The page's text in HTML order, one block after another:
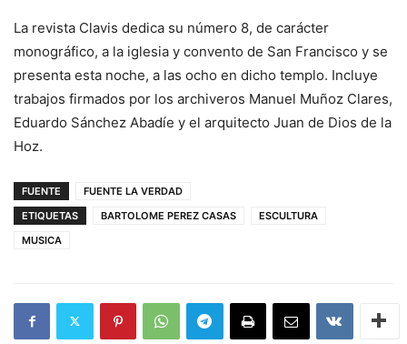
La revista Clavis dedica su número 8, de carácter
monográfico, a la iglesia y convento de San Francisco y se
presenta esta noche, a las ocho en dicho templo. Incluye
trabajos firmados por los archiveros Manuel Muñoz Clares,
Eduardo Sánchez Abadíe y el arquitecto Juan de Dios de la
Hoz.
FUENTE
FUENTE LA VERDAD
ETIQUETAS
BARTOLOME PEREZ CASAS
ESCULTURA
MUSICA